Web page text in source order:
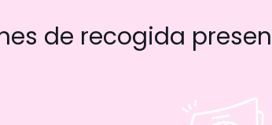
de recogida